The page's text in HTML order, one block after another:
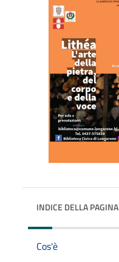
INDICE DELLA PAGINA
Cos'è